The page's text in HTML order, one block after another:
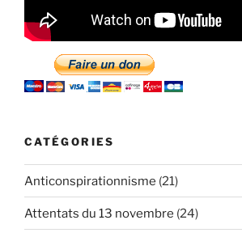
CATÉGORIES
Anticonspirationnisme (21)
Attentats du 13 novembre (24)